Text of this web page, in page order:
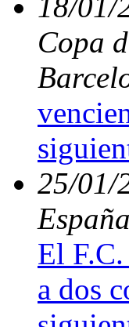
Copa
25/01/
El
a dos